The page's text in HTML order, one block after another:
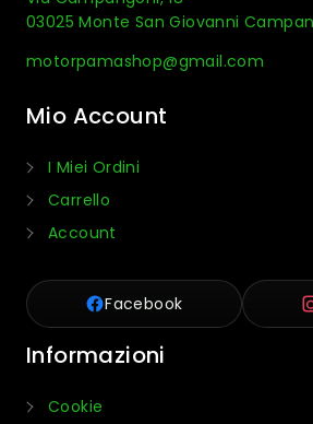
03025 Monte San Giovanni
motorpamashop@gmail.com
Mio Account
I Miei Ordini
Carrello
Account
Facebook
Informazioni
Cookie